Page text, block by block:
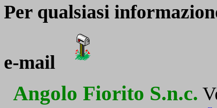
Per qualsiasi
e-mail
Angolo Fiorito S.n.c.